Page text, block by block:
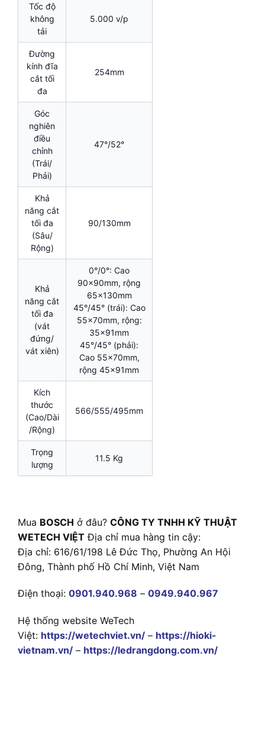
Tốc độ
không
tải
5.000 v/p
Đường
kính đĩa
cắt tối
đa
254mm
Góc
nghiên
điều
chỉnh
(Trái/
Phải)
47°/52°
Khả
năng cắt
tối đa
(Sâu/
Rộng)
90/130mm
Khả
năng cắt
tối đa
(vát
đứng/
vát xiên)
0°/0°: Cao
90x90mm, rộng
65x130mm
45°/45° (trái): Cao
55x70mm, rộng:
35x91mm
45°/45° (phải):
Cao 55x70mm,
rộng 45x91mm
Kích
thước
(Cao/Dài
/Rộng)
566/555/495mm
Trọng
lượng
11.5 Kg
Mua BOSCH ở đâu? CÔNG TY TNHH KỸ THUẬT
WETECH VIỆT Địa chỉ mua hàng tin cậy:
Địa chỉ: 616/61/198 Lê Đức Thọ, Phường An Hội
Đông, Thành phố Hồ Chí Minh, Việt Nam
Điện thoại: 0901.940.968 – 0949.940.967
Hệ thống website WeTech
Việt: https://wetechviet.vn/ – https://hioki-
vietnam.vn/ – https://ledrangdong.com.vn/